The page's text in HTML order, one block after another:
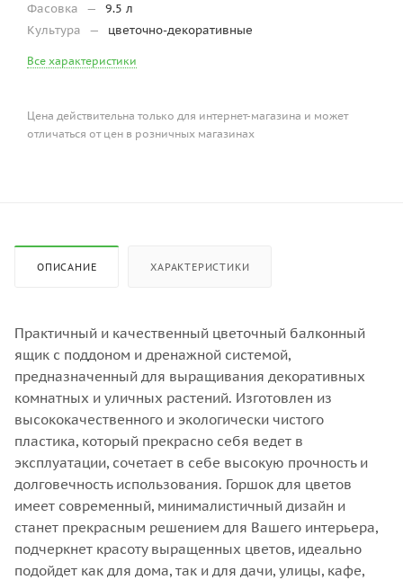
Фасовка —
9.5 л
Культура
— цветочно-декоративные
Все характеристики
Цена действительна только для интернет-магазина и может
отличаться от цен в розничных магазинах
ОПИСАНИЕ ХАРАКТЕРИСТИКИ
Практичный и качественный цветочный балконный
ящик с поддоном и дренажной системой,
предназначенный для выращивания декоративных
комнатных и уличных растений. Изготовлен из
высококачественного и экологически чистого
пластика, который прекрасно себя ведет в
эксплуатации, сочетает в себе высокую прочность и
долговечность использования. Горшок для цветов
имеет современный, минималистичный дизайн и
станет прекрасным решением для Вашего интерьера,
подчеркнет красоту выращенных цветов, идеально
подойдет как для дома, так и для дачи, улицы, кафе,